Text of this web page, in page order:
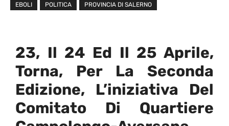
EBOLI
POLITICA PROVINCIA DI SALERNO
23, Il 24 Ed Il 25 Aprile,
Torna, Per La Seconda
Edizione, L’iniziativa Del
Comitato Di Quartiere